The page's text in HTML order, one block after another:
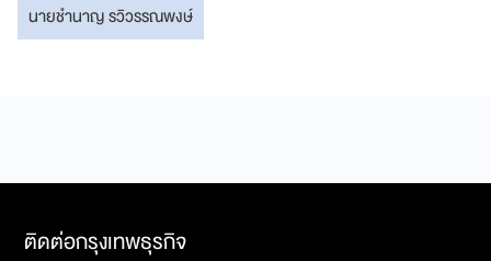
นายชำนาญ รวิวรรณพงษ์
ติดต่อกรุงเทพธุรกิจ